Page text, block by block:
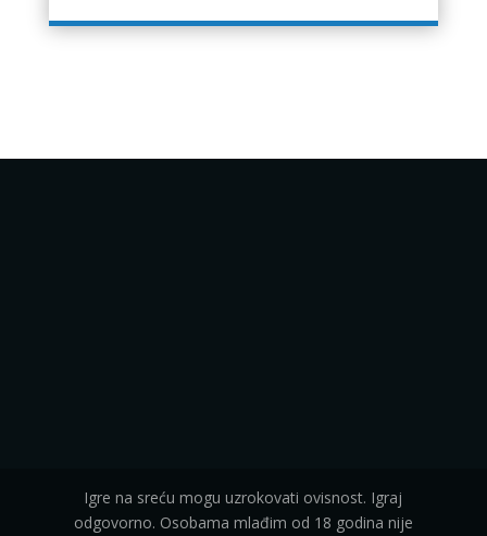
Igre na sreću mogu uzrokovati ovisnost. Igraj
odgovorno. Osobama mlađim od 18 godina nije